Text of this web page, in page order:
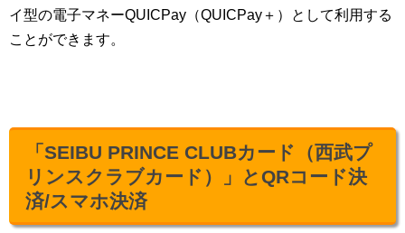
イ型の電子マネーQUICPay（QUICPay＋）として利用する
ことができます。
「SEIBU PRINCE CLUBカード（西武プ
リンスクラブカード）」とQRコード決
済/スマホ決済